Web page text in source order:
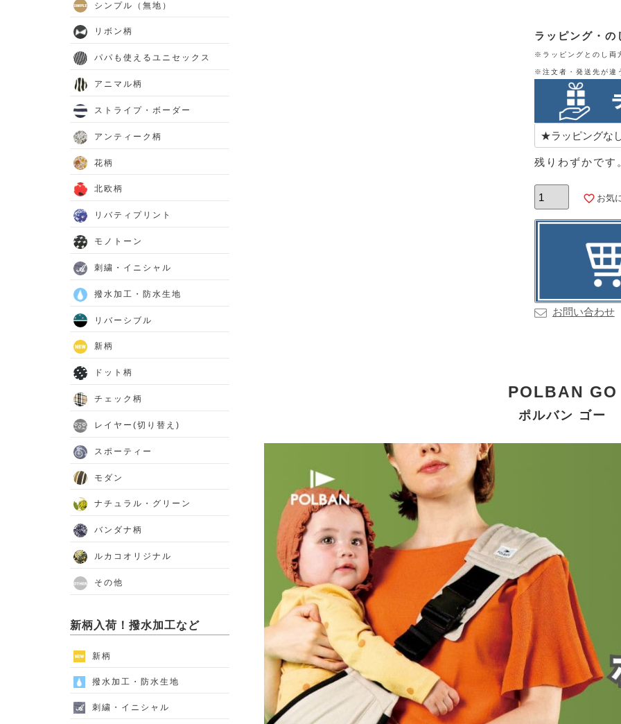
ラッピング・の
※ラッピングとのし両
※注文者・発送先が違
残りわずかです
お気
お問い合わせ
POLBAN GO
ポルバン ゴー
シンプル（無地）
リボン柄
パパも使えるユニセックス
アニマル柄
ストライプ・ボーダー
アンティーク柄
花柄
北欧柄
リバティプリント
モノトーン
刺繍・イニシャル
撥水加工・防水生地
リバーシブル
新柄
ドット柄
チェック柄
レイヤー(切り替え)
スポーティー
モダン
ナチュラル・グリーン
バンダナ柄
ルカコオリジナル
その他
新柄入荷！撥水加工など
新柄
撥水加工・防水生地
刺繍・イニシャル